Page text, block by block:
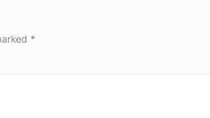
*